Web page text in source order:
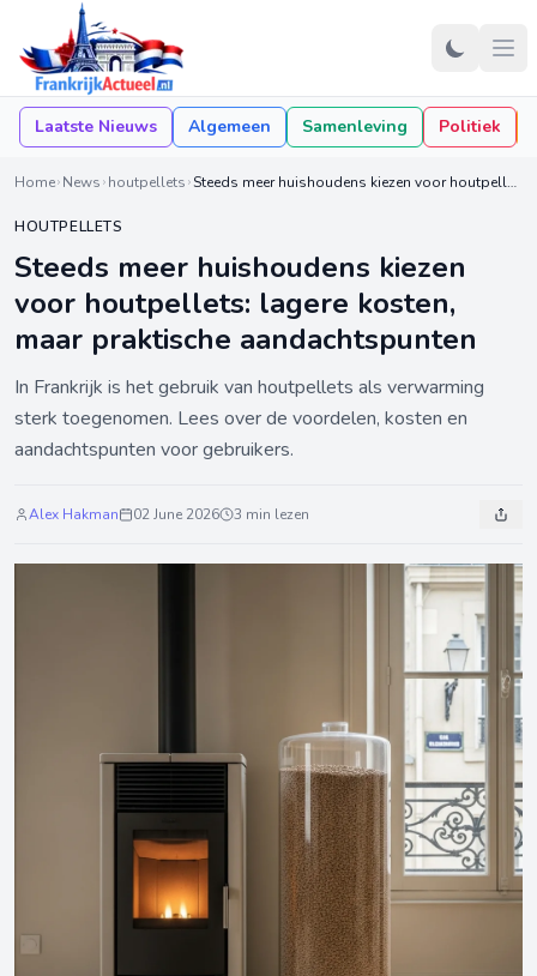
Laatste Nieuws Algemeen Samenleving Politiek
Home News houtpellets Steeds meer huishoudens kiezen voor houtpellets: lagere kosten, maar praktische aandachtspunten
HOUTPELLETS
Steeds meer huishoudens kiezen
voor houtpellets: lagere kosten,
maar praktische aandachtspunten
In Frankrijk is het gebruik van houtpellets als verwarming
sterk toegenomen. Lees over de voordelen, kosten en
aandachtspunten voor gebruikers.
Alex Hakman 02 June 2026 3 min lezen